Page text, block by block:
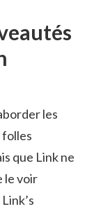
les
folles
que Link ne
le voir